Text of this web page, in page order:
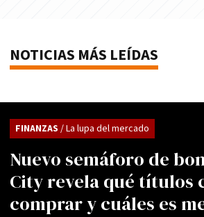
NOTICIAS MÁS LEÍDAS
Nuevo semáforo de
City revela qué títulos
comprar y cuáles es
FINANZAS / La lupa del mercado